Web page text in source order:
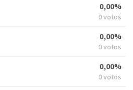
0,00%
0 votos
0,00%
0 votos
0,00%
0 votos